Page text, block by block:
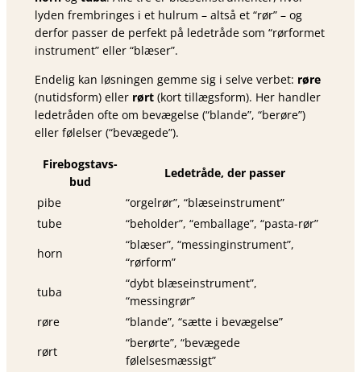
lyden frembringes i et hulrum – altså et “rør” – og
derfor passer de perfekt på ledetråde som “rørformet
instrument” eller “blæser”.
Endelig kan løsningen gemme sig i selve verbet: røre
(nutidsform) eller rørt (kort tillægsform). Her handler
ledetråden ofte om bevægelse (“blande”, “berøre”)
eller følelser (“bevægede”).
Firebogstavs-
bud
Ledetråde, der passer
pibe
“orgelrør”, “blæseinstrument”
tube
“beholder”, “emballage”, “pasta-rør”
horn
“blæser”, “messinginstrument”,
“rørform”
tuba
“dybt blæseinstrument”,
“messingrør”
røre
“blande”, “sætte i bevægelse”
rørt
“berørte”, “bevægede
følelsesmæssigt”